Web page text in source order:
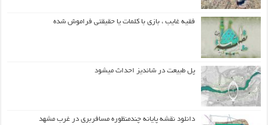
فقیه غایب ، بازی با کلمات یا حقیقتی فراموش شده
پل طبیعت در شاندیز احداث میشود
دانلود نقشه پایانه چندمنظوره مسافربری در غرب مشهد